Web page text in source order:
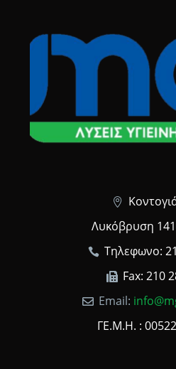
Λυκόβρυση
Τηλεφωνο:
Fax: 210
Email:
ΓΕ.Μ.Η. :